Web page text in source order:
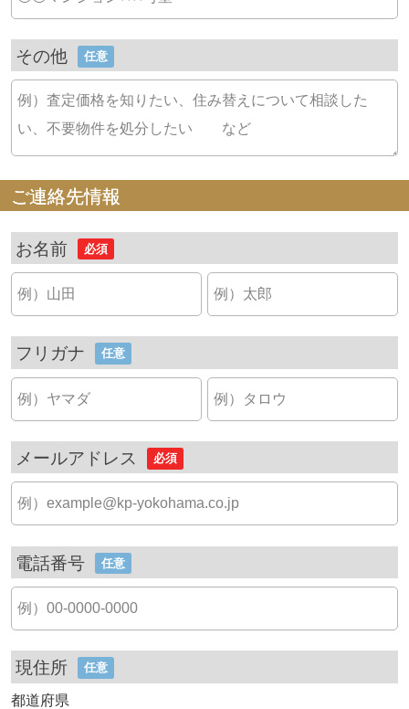
その他 任意
ご連絡先情報
お名前 必須
フリガナ 任意
メールアドレス 必須
電話番号 任意
現住所 任意
都道府県